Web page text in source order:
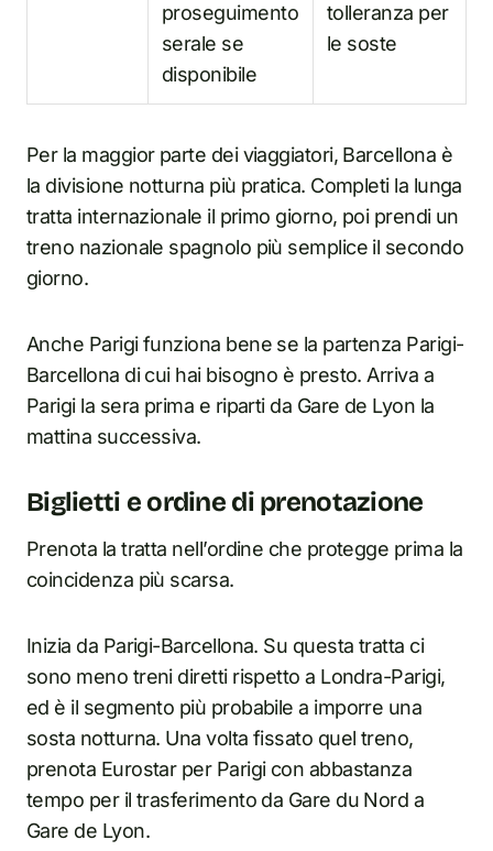
proseguimento
serale se
disponibile
tolleranza per
le soste
Per la maggior parte dei viaggiatori, Barcellona è
la divisione notturna più pratica. Completi la lunga
tratta internazionale il primo giorno, poi prendi un
treno nazionale spagnolo più semplice il secondo
giorno.
Anche Parigi funziona bene se la partenza Parigi-
Barcellona di cui hai bisogno è presto. Arriva a
Parigi la sera prima e riparti da Gare de Lyon la
mattina successiva.
Biglietti e ordine di prenotazione
Prenota la tratta nell’ordine che protegge prima la
coincidenza più scarsa.
Inizia da Parigi-Barcellona. Su questa tratta ci
sono meno treni diretti rispetto a Londra-Parigi,
ed è il segmento più probabile a imporre una
sosta notturna. Una volta fissato quel treno,
prenota Eurostar per Parigi con abbastanza
tempo per il trasferimento da Gare du Nord a
Gare de Lyon.